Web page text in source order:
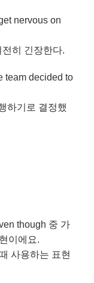
nervous on
히 긴장한다.
team decided to
하기로 결정했
though 중 가
이에요.
사용하는 표현